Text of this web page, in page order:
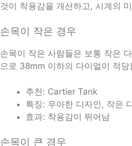
것이 착용감을 개선하고, 시계의
손목이 작은 경우
손목이 작은 사람들은 보통 작은
으로 38mm 이하의 다이얼이 적당
추천: Cartier Tank
특징: 우아한 디자인, 작은
효과: 착용감이 뛰어남
손목이 큰 경우